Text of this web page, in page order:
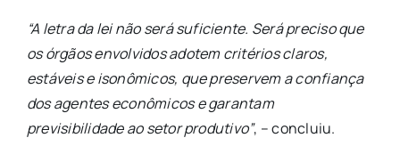
“A letra da lei não será suficiente. Será preciso que
os órgãos envolvidos adotem critérios claros,
estáveis e isonômicos, que preservem a confiança
dos agentes econômicos e garantam
previsibilidade ao setor produtivo”, – concluiu.